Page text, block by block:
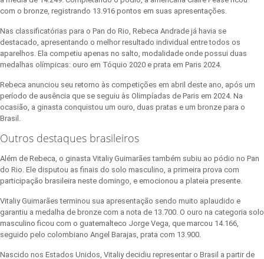
com o bronze, registrando 13.916 pontos em suas apresentações.
Nas classificatórias para o Pan do Rio, Rebeca Andrade já havia se
destacado, apresentando o melhor resultado individual entre todos os
aparelhos. Ela competiu apenas no salto, modalidade onde possui duas
medalhas olímpicas: ouro em Tóquio 2020 e prata em Paris 2024.
Rebeca anunciou seu retorno às competições em abril deste ano, após um
período de ausência que se seguiu às Olimpíadas de Paris em 2024. Na
ocasião, a ginasta conquistou um ouro, duas pratas e um bronze para o
Brasil.
Outros destaques brasileiros
Além de Rebeca, o ginasta Vitaliy Guimarães também subiu ao pódio no Pan
do Rio. Ele disputou as finais do solo masculino, a primeira prova com
participação brasileira neste domingo, e emocionou a plateia presente.
Vitaliy Guimarães terminou sua apresentação sendo muito aplaudido e
garantiu a medalha de bronze com a nota de 13.700. O ouro na categoria solo
masculino ficou com o guatemalteco Jorge Vega, que marcou 14.166,
seguido pelo colombiano Angel Barajas, prata com 13.900.
Nascido nos Estados Unidos, Vitaliy decidiu representar o Brasil a partir de